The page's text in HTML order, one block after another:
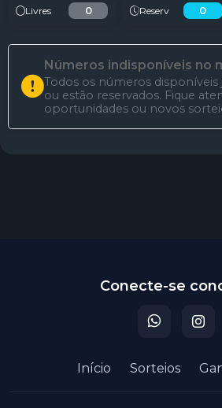
Livres 0 Reserv 0
Números indisponíveis no
Todos os números disponíveis
ou estão reservados. Fique
oportunidades ou novos
Conecte-se
Início Sorteios